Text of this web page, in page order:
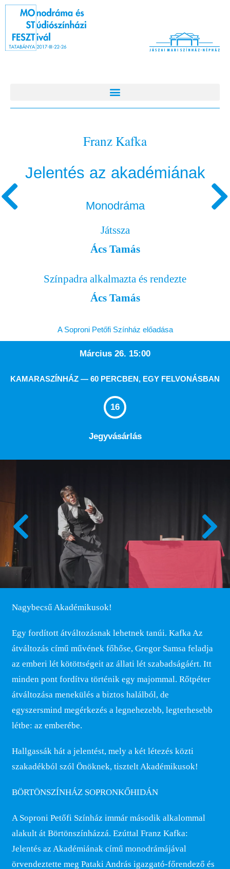
Franz Kafka
Jelentés az akadémiának
Monodráma
Játssza
Ács Tamás
Színpadra alkalmazta és rendezte
Ács Tamás
A Soproni Petőfi Színház előadása
Március 26. 15:00
KAMARASZÍNHÁZ — 60 PERCBEN, EGY FELVONÁSBAN
16
Jegyvásárlás
Nagybecsű Akadémikusok!
Egy fordított átváltozásnak lehetnek tanúi. Kafka Az
átváltozás című művének főhőse, Gregor Samsa feladja
az emberi lét kötöttségeit az állati lét szabadságáért. Itt
minden pont fordítva történik egy majommal. Rőtpéter
átváltozása menekülés a biztos halálból, de
egyszersmind megérkezés a legnehezebb, legterhesebb
létbe: az emberébe.
Hallgassák hát a jelentést, mely a két létezés közti
szakadékból szól Önöknek, tisztelt Akadémikusok!
BÖRTÖNSZÍNHÁZ SOPRONKŐHIDÁN
A Soproni Petőfi Színház immár második alkalommal
alakult át Börtönszínházzá. Ezúttal Franz Kafka:
Jelentés az Akadémiának című monodrámájával
örvendeztette meg Pataki András igazgató-főrendező és